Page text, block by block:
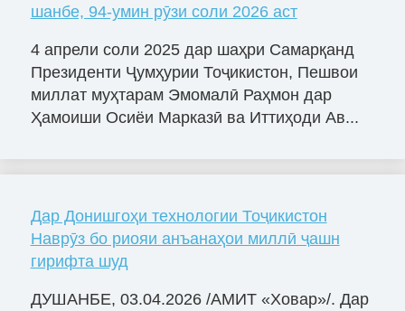
шанбе, 94-умин рӯзи соли 2026 аст
4 апрели соли 2025 дар шаҳри Самарқанд
Президенти Ҷумҳурии Тоҷикистон, Пешвои
миллат муҳтарам Эмомалӣ Раҳмон дар
Ҳамоиши Осиёи Марказӣ ва Иттиҳоди Ав...
Дар Донишгоҳи технологии Тоҷикистон
Наврӯз бо риояи анъанаҳои миллӣ ҷашн
гирифта шуд
ДУШАНБЕ, 03.04.2026 /АМИТ «Ховар»/. Дар